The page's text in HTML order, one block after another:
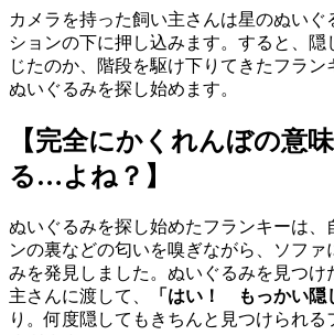
カメラを持った飼い主さんは星のぬいぐ
ションの下に押し込みます。すると、隠
じたのか、階段を駆け下りてきたフラン
ぬいぐるみを探し始めます。
【完全にかくれんぼの意
る…よね？】
ぬいぐるみを探し始めたフランキーは、
ンの裏などの匂いを嗅ぎながら、ソフ
みを発見しました。ぬいぐるみを見つけ
主さんに渡して、
「はい！ もっかい隠
り。何度隠してもきちんと見つけられる